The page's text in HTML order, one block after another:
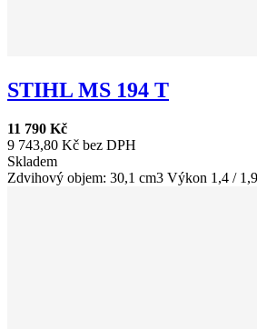
STIHL MS 194 T
11 790 Kč
9 743,80 Kč bez DPH
Skladem
Zdvihový objem: 30,1 cm3 Výkon 1,4 /